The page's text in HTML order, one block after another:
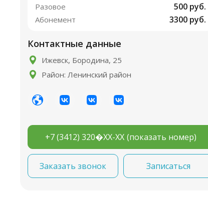
Разовое 500 руб.
Абонемент 3300 руб.
Контактные данные
Ижевск, Бородина, 25
Район: Ленинский район
+7 (3412) 320�XX-XX (показать номер)
Заказать звонок Записаться